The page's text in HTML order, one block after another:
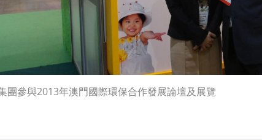
團參與2013年澳門國際環保合作發展論壇及展覽